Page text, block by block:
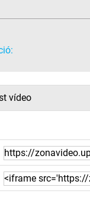
vídeo